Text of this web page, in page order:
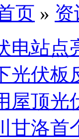
页 » 资
电站点
光伏板
屋顶光
甘洛首